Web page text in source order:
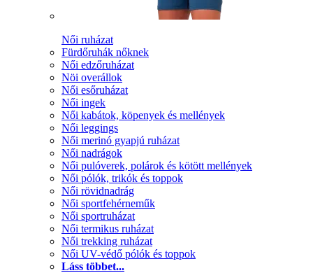
Női ruházat
Fürdőruhák nőknek
Női edzőruházat
Nöi overállok
Női esőruházat
Női ingek
Női kabátok, köpenyek és mellények
Női leggings
Női merinó gyapjú ruházat
Női nadrágok
Női pulóverek, polárok és kötött mellények
Női pólók, trikók és toppok
Női rövidnadrág
Női sportfehérneműk
Női sportruházat
Női termikus ruházat
Női trekking ruházat
Női UV-védő pólók és toppok
Láss többet...